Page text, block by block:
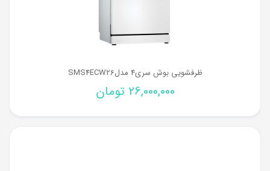
ظرفشویی بوش سری4 مدلSMS4ECW26
26,000,000 تومان